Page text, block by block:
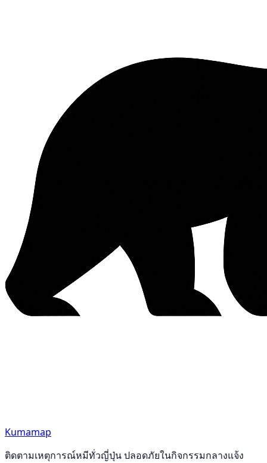
Kumamap
ติดตามเหตุการณ์หมีทั่วญี่ปุ่น ปลอดภัยในกิจกรรมกลางแจ้ง